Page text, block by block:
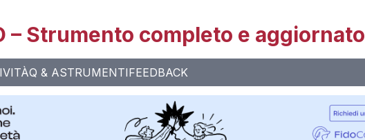
– Strumento completo e aggiornato
Q & ASTRUMENTIFEEDBACK